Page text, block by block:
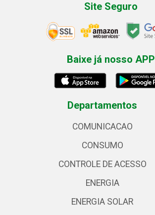
Site Seguro
Baixe já nosso APP
Departamentos
COMUNICACAO
CONSUMO
CONTROLE DE ACESSO
ENERGIA
ENERGIA SOLAR